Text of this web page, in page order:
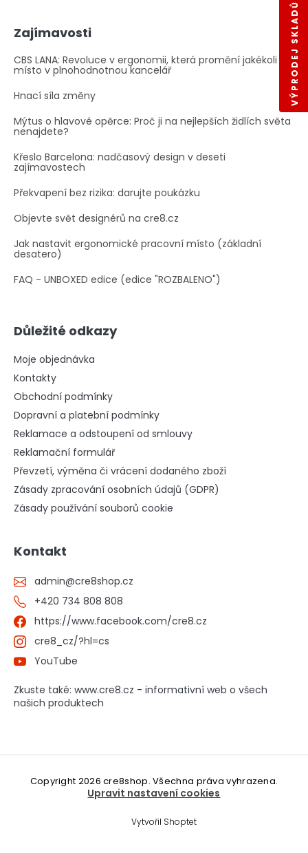
Zajímavosti
CBS LANA: Revoluce v ergonomii, která promění jakékoli
místo v plnohodnotnou kancelář
Hnací síla změny
Mýtus o hlavové opěrce: Proč ji na nejlepších židlích světa
nenajdete?
Křeslo Barcelona: nadčasový design v deseti
zajímavostech
Překvapení bez rizika: darujte poukázku
Objevte svět designérů na cre8.cz
Jak nastavit ergonomické pracovní místo (základní
desatero)
FAQ - UNBOXED edice (edice "ROZBALENO")
Důležité odkazy
Moje objednávka
Kontakty
Obchodní podmínky
Dopravní a platební podmínky
Reklamace a odstoupení od smlouvy
Reklamační formulář
Převzetí, výměna či vrácení dodaného zboží
Zásady zpracování osobních údajů (GDPR)
Zásady používání souborů cookie
Kontakt
admin@cre8shop.cz
+420 734 808 808
https://www.facebook.com/cre8.cz
cre8_cz/?hl=cs
YouTube
Zkuste také: www.cre8.cz - informativní web o všech
našich produktech
Vytvořil Shoptet
Copyright 2026cre8shop. Všechna práva vyhrazena.
Upravit nastavení cookies
VÝPRODEJ SKLADŮ